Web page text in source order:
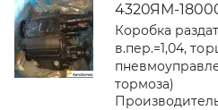
4320ЯМ-
Коробка
в.пер.=1,04,
тормоза)